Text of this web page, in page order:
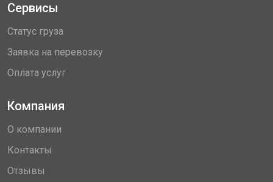
Сервисы
Статус груза
Заявка на перевозку
Оплата услуг
Компания
О компании
Контакты
Отзывы